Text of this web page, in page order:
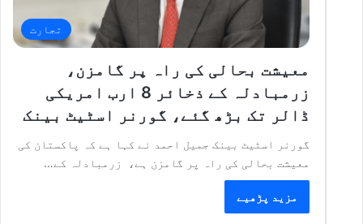
تجارت
معیشت بحالی کی راہ پر گامزن،
زرمبادلہ کے ذخائر 8 ارب امریکی
ڈالر تک بڑھ گئے، گورنر اسٹیٹ بینک
گورنر اسٹیٹ بینک جمیل احمد نے کہا ہے کہ پاکستان کی
معیشت بحالی کی راہ پر گامزن ہے، زرمبادلہ کے…
مزید پڑھیے